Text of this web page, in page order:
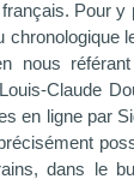
Pour y
chronologique
nous
Claude
en ligne par
dans le